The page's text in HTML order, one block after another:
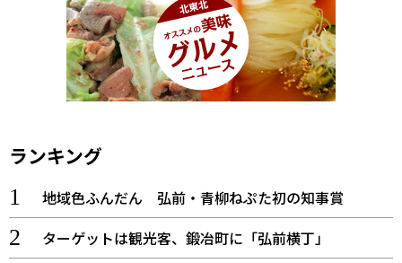
ランキング
地域色ふんだん 弘前・青柳ねぷた初の知事賞
ターゲットは観光客、鍛冶町に「弘前横丁」